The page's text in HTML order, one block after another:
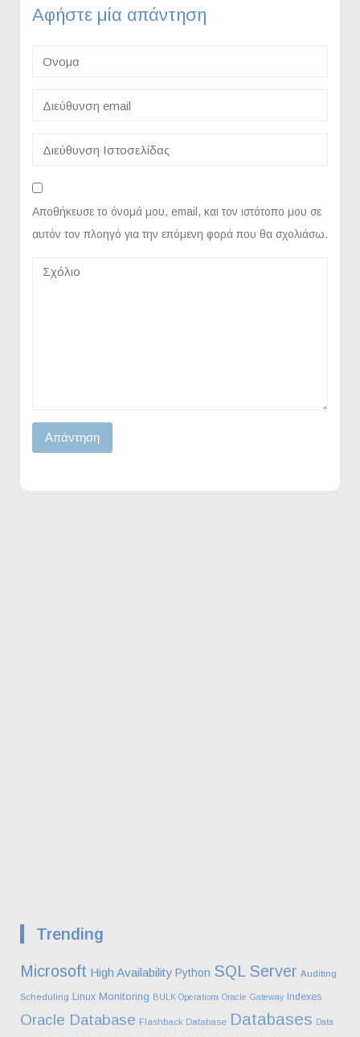
Αφήστε μία απάντηση
Αποθήκευσε το όνομά μου, email, και τον ιστότοπο μου σε
αυτόν τον πλοηγό για την επόμενη φορά που θα σχολιάσω.
Trending
Microsoft High Availability Python SQL Server Auditing
Scheduling Linux Monitoring BULK Operations Oracle Gateway Indexes
Oracle Database Flashback Database Databases Data